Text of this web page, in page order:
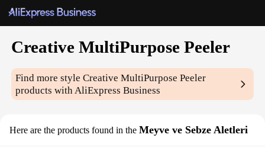
Creative MultiPurpose Peeler
Find more styleCreative MultiPurpose Peeler
products with AliExpress Business
Here are the products found in the Meyve ve Sebze Aletleri